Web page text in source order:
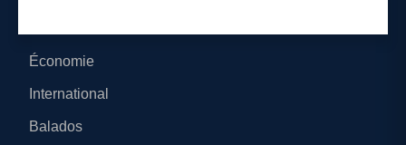
Économie
International
Balados